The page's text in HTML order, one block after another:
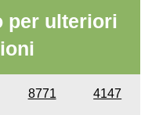
per ulteriori
8771 4147